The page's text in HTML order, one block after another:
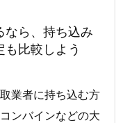
なら、持ち込み
比較しよう
業者に持ち込む方
ンバインなどの大